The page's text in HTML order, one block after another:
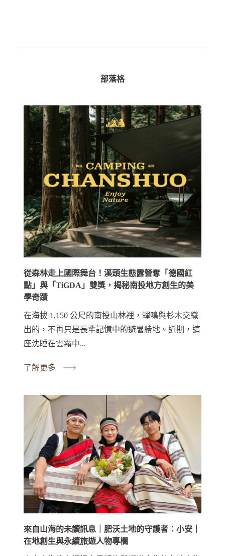
部落格
從森林走上國際舞台！溪頭生態露營奪「德國紅
點」與「TiGDA」雙獎，揭秘南投地方創生的美
學奇蹟
在海拔 1,150 公尺的南投山林裡，蟬鳴與杉木交織
出的，不再只是長輩記憶中的避暑勝地。近期，這
座沈睡在雲霧中...
了解更多
來自山海的未讀訊息｜肥沃土地的守護者：小安｜
在地創生與永續旅遊人物專欄